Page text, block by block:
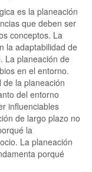
es la planeación
que deben ser
conceptos. La
la adaptabilidad de
La planeación de
en el entorno.
la planeación
del entorno
influenciables
de largo plazo no
la
La planeación
porqué